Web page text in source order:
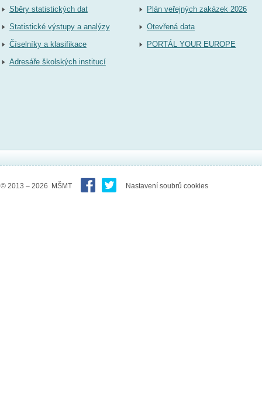
Sběry statistických dat
Statistické výstupy a analýzy
Číselníky a klasifikace
Adresáře školských institucí
Plán veřejných zakázek 2026
Otevřená data
PORTÁL YOUR EUROPE
© 2013 – 2026 MŠMT Nastavení soubrů cookies